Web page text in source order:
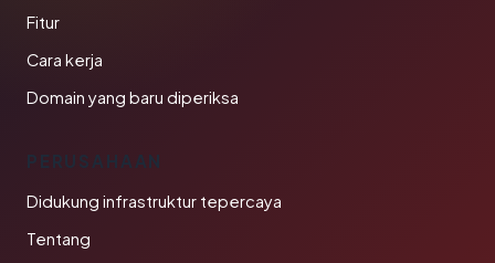
Fitur
Cara kerja
Domain yang baru diperiksa
PERUSAHAAN
Didukung infrastruktur tepercaya
Tentang